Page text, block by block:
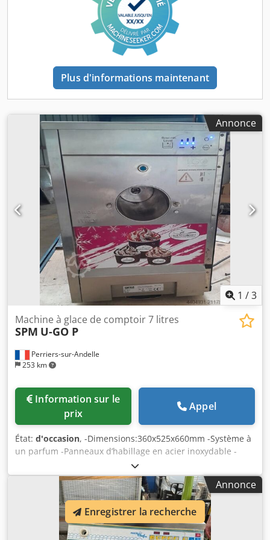
soigné pour les produits de pâtisserie. -Possibilité de
travailler en réglant la température d’extraction -Plusieurs
recettes de crème glacée, de chocolat et de pâtisserie
Polyvalence Exceptionnelle
Plus d'informations maintenant
Annonce
1 /3
Perriers-sur-Andelle
253 km
Machine à glace de comptoir 7 litres
SPM U-GO P
prix
Appel
État: d'occasion, -Dimensions:360x525x660mm -Système à
un parfum -Panneaux d’habillage en acier inoxydable -
Système d’alimentation à pompe -Tableau de contrôle à
voyants à LED -Commandes digitales sensitives -3 niveaux
de consistance (onctuosité réglable) -Capacité réservoir : 7
litres (+ 2,3 Litres dans le bol de congélation) -
Refroidissement à air -Productivité théorique : jusqu'à 170
glaces à l’heure Crjdpeyhmlbefx Aarsf -Bac de propreté
Annonce
Enregistrer la recherche